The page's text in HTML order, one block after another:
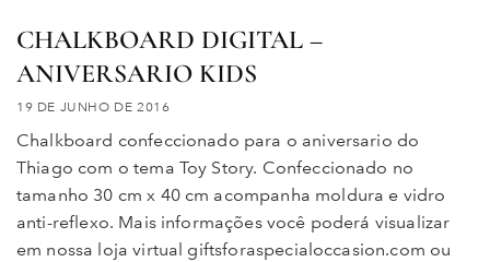
CHALKBOARD DIGITAL –
ANIVERSARIO KIDS
19 DE JUNHO DE 2016
Chalkboard confeccionado para o aniversario do
Thiago com o tema Toy Story. Confeccionado no
tamanho 30 cm x 40 cm acompanha moldura e vidro
anti-reflexo. Mais informações você poderá visualizar
em nossa loja virtual giftsforaspecialoccasion.com ou